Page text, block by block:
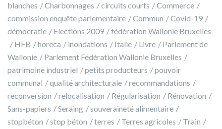
blanches
Charbonnages circuits courts
Commerce
commission enquête parlementaire
Commun
Covid-19
démocratie
Elections 2009
fédération Wallonie Bruxelles
HFB
horeca inondations Italie Livre
Parlement de
Wallonie
Parlement Fédération Wallonie Bruxelles
patrimoine industriel
petits producteurs
pouvoir
communal
qualité architecturale
recommandations
reconversion
relocalisation Régularisation
Rénovation
Sans-papiers
Seraing
souveraineté alimentaire
stopbéton
stop béton terres Terres agricoles
Train